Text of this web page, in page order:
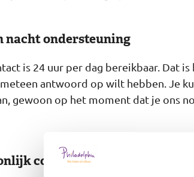
nacht ondersteuning
is 24 uur per dag bereikbaar. Dat
antwoord op wilt hebben. Je
gewoon op het moment dat je ons
contact